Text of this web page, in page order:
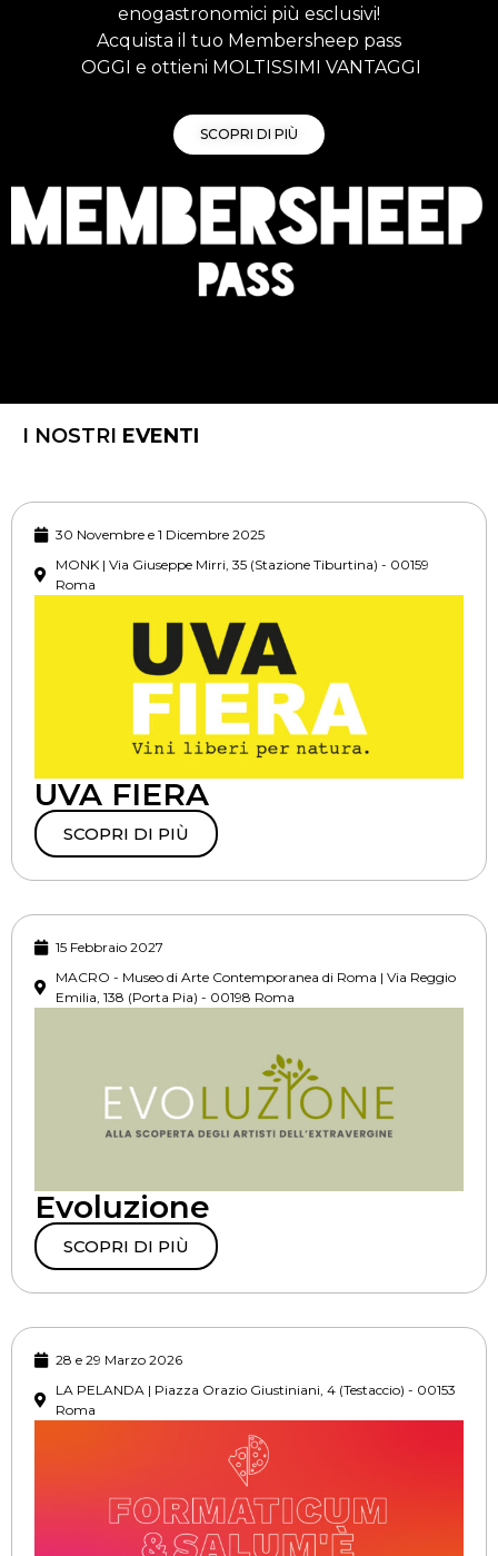
enogastronomici più esclusivi!
Acquista il tuo Membersheep pass
OGGI e ottieni MOLTISSIMI VANTAGGI
SCOPRI DI PIÙ
I NOSTRI EVENTI
30 Novembre e 1 Dicembre 2025
MONK | Via Giuseppe Mirri, 35 (Stazione Tiburtina) - 00159
Roma
UVA FIERA
SCOPRI DI PIÙ
15 Febbraio 2027
MACRO - Museo di Arte Contemporanea di Roma | Via Reggio
Emilia, 138 (Porta Pia) - 00198 Roma
Evoluzione
SCOPRI DI PIÙ
28 e 29 Marzo 2026
LA PELANDA | Piazza Orazio Giustiniani, 4 (Testaccio) - 00153
Roma